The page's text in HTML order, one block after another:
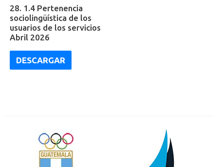
28. 1.4 Pertenencia
sociolingüística de los
usuarios de los servicios
Abril 2026
DESCARGAR